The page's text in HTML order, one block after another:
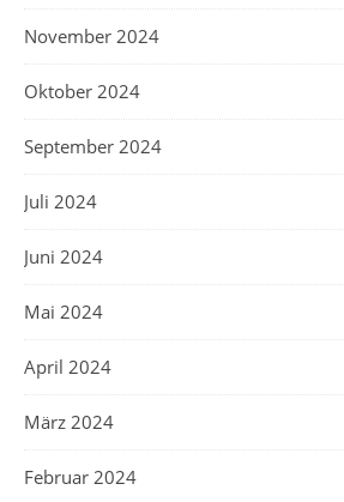
November 2024
Oktober 2024
September 2024
Juli 2024
Juni 2024
Mai 2024
April 2024
März 2024
Februar 2024